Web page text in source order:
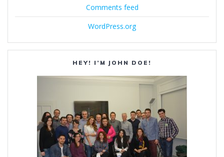
Comments feed
WordPress.org
HEY! I’M JOHN DOE!